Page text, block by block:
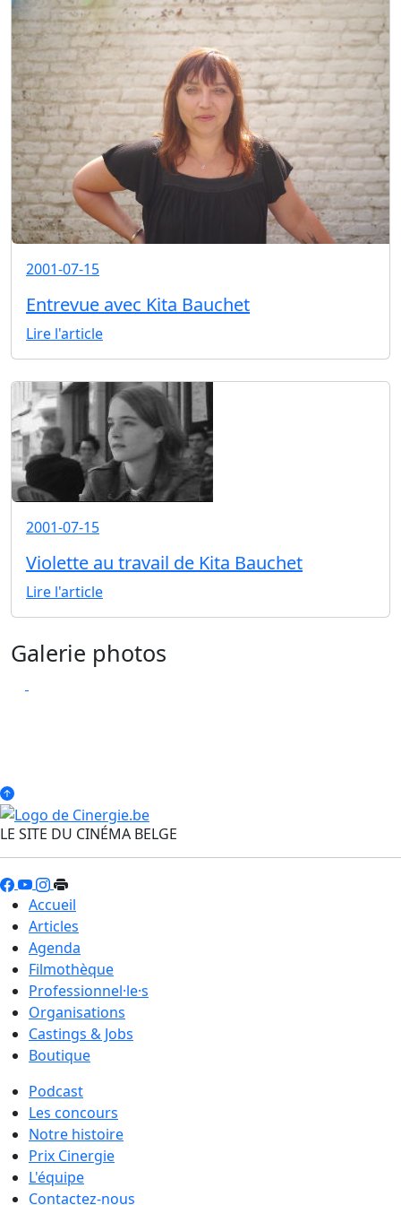
2001-07-15
Entrevue avec Kita Bauchet
Lire l'article
2001-07-15
Violette au travail de Kita Bauchet
Lire l'article
Galerie photos
LE SITE DU CINÉMA BELGE
Accueil
Articles
Agenda
Filmothèque
Professionnel·le·s
Organisations
Castings & Jobs
Boutique
Podcast
Les concours
Notre histoire
Prix Cinergie
L'équipe
Contactez-nous